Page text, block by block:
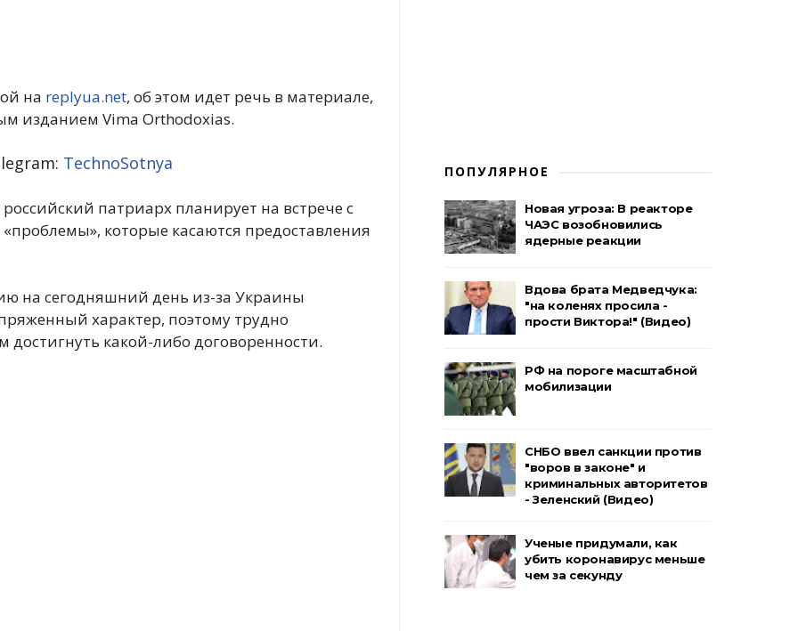
на replyua.net, об этом идет речь в материале,
изданием Vima Orthodoxias.
TechnoSotnya
патриарх планирует на встрече с
которые касаются предоставления
на сегодняшний день из-за Украины
характер, поэтому трудно
какой-либо договоренности.
ПОПУЛЯРНОЕ
Новая угроза: В реакторе
ЧАЭС возобновились
ядерные реакции
Вдова брата Медведчука:
"на коленях просила -
прости Виктора!" (Видео)
РФ на пороге масштабной
мобилизации
СНБО ввел санкции против
"воров в законе" и
криминальных авторитетов
- Зеленский (Видео)
Ученые придумали, как
убить коронавирус меньше
чем за секунду